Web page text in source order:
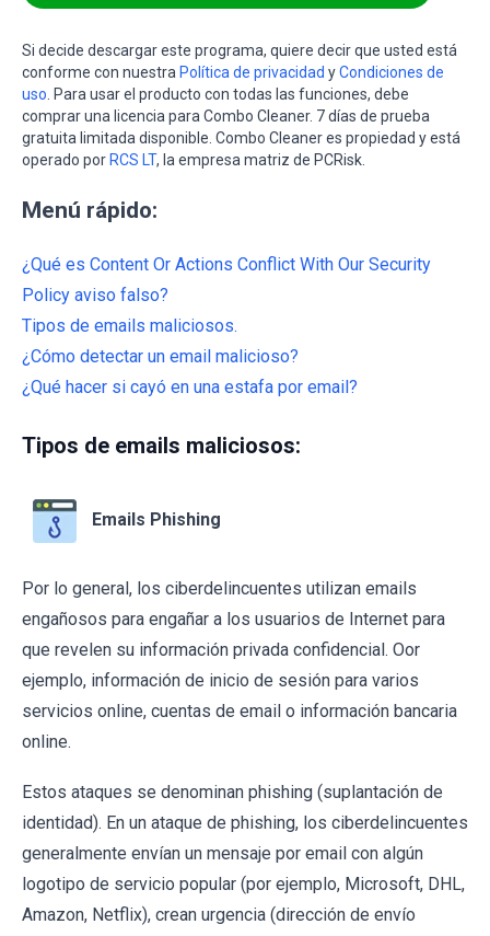
Si decide descargar este programa, quiere decir que usted está
conforme con nuestra Política de privacidad yCondiciones de
uso. Para usar el producto con todas las funciones, debe
comprar una licencia para Combo Cleaner. 7 días de prueba
gratuita limitada disponible. Combo Cleaner es propiedad y está
operado por RCS LT, la empresa matriz de PCRisk.
Menú rápido:
¿Qué es Content Or Actions Conflict With Our Security
Policy aviso falso?
Tipos de emails maliciosos.
¿Cómo detectar un email malicioso?
¿Qué hacer si cayó en una estafa por email?
Tipos de emails maliciosos:
Emails Phishing
Por lo general, los ciberdelincuentes utilizan emails
engañosos para engañar a los usuarios de Internet para
que revelen su información privada confidencial. Oor
ejemplo, información de inicio de sesión para varios
servicios online, cuentas de email o información bancaria
online.
Estos ataques se denominan phishing (suplantación de
identidad). En un ataque de phishing, los ciberdelincuentes
generalmente envían un mensaje por email con algún
logotipo de servicio popular (por ejemplo, Microsoft, DHL,
Amazon, Netflix), crean urgencia (dirección de envío